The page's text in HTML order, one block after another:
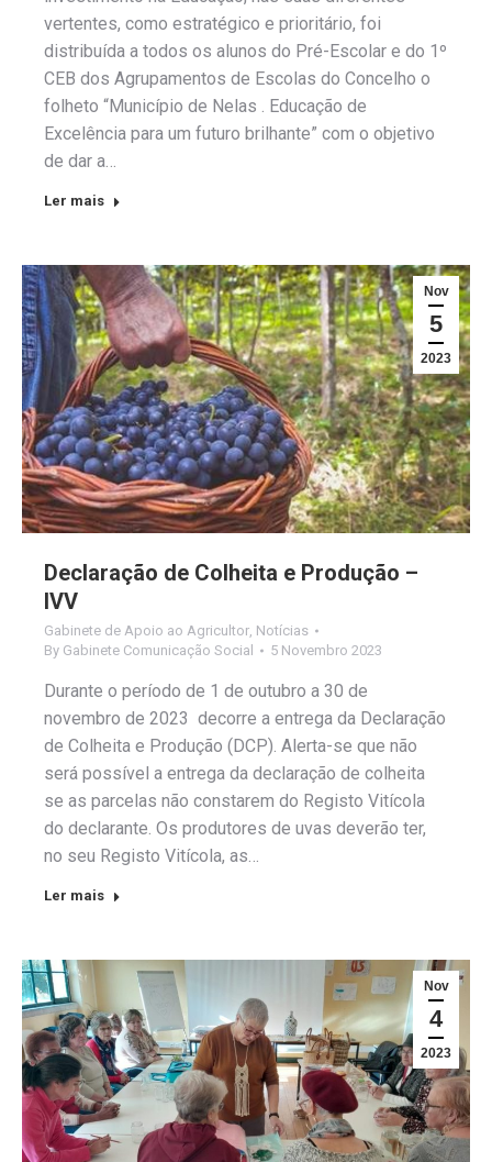
vertentes, como estratégico e prioritário, foi
distribuída a todos os alunos do Pré-Escolar e do 1º
CEB dos Agrupamentos de Escolas do Concelho o
folheto “Município de Nelas . Educação de
Excelência para um futuro brilhante” com o objetivo
de dar a…
Ler mais
Nov
5
2023
Declaração de Colheita e Produção –
IVV
Gabinete de Apoio ao Agricultor, Notícias
By Gabinete Comunicação Social 5 Novembro 2023
Durante o período de 1 de outubro a 30 de
novembro de 2023 decorre a entrega da Declaração
de Colheita e Produção (DCP). Alerta-se que não
será possível a entrega da declaração de colheita
se as parcelas não constarem do Registo Vitícola
do declarante. Os produtores de uvas deverão ter,
no seu Registo Vitícola, as…
Ler mais
Nov
4
2023